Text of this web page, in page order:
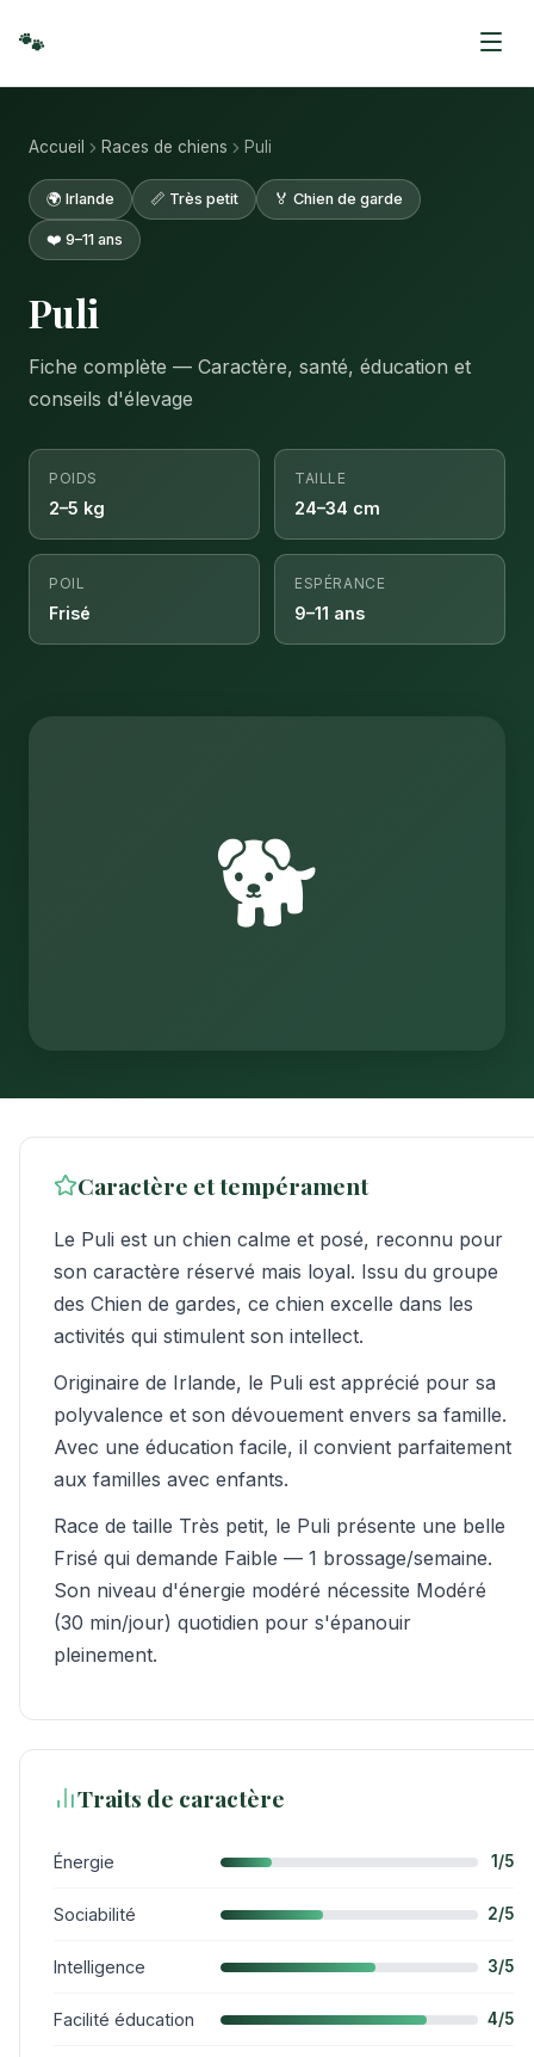
🐾
Accueil Races de chiens Puli
🌍 Irlande 📏 Très petit 🏅 Chien de garde
❤️ 9–11 ans
Puli
Fiche complète — Caractère, santé, éducation et
conseils d'élevage
POIDS
2–5 kg
TAILLE
24–34 cm
POIL
Frisé
ESPÉRANCE
9–11 ans
🐕
Caractère et tempérament
Le Puli est un chien calme et posé, reconnu pour
son caractère réservé mais loyal. Issu du groupe
des Chien de gardes, ce chien excelle dans les
activités qui stimulent son intellect.
Originaire de Irlande, le Puli est apprécié pour sa
polyvalence et son dévouement envers sa famille.
Avec une éducation facile, il convient parfaitement
aux familles avec enfants.
Race de taille Très petit, le Puli présente une belle
Frisé qui demande Faible — 1 brossage/semaine.
Son niveau d'énergie modéré nécessite Modéré
(30 min/jour) quotidien pour s'épanouir
pleinement.
Traits de caractère
Énergie 1/5
Sociabilité 2/5
Intelligence 3/5
Facilité éducation 4/5